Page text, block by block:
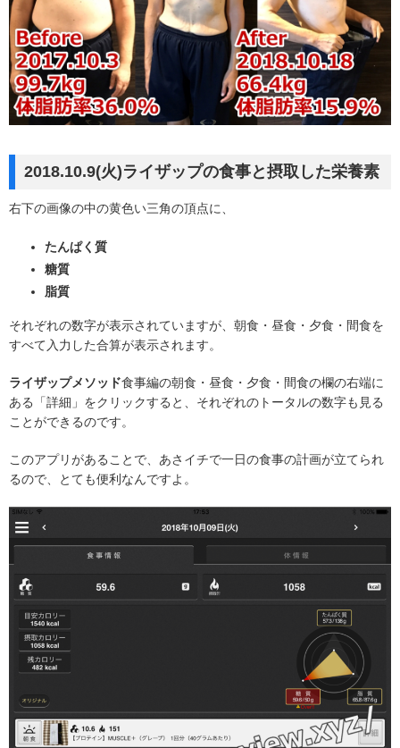
2018.10.9(火)ライザップの食事と摂取した栄養素
右下の画像の中の黄色い三角の頂点に、
たんぱく質
糖質
脂質
それぞれの数字が表示されていますが、朝食・昼食・夕食・間食を
すべて入力した合算が表示されます。
ライザップメソッド食事編の朝食・昼食・夕食・間食の欄の右端に
ある「詳細」をクリックすると、それぞれのトータルの数字も見る
ことができるのです。
このアプリがあることで、あさイチで一日の食事の計画が立てられ
るので、とても便利なんですよ。